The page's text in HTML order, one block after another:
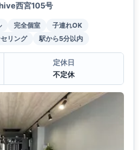
西宮105号
完全個室
子連れOK
リング 駅から5分以内
定休日
不定休